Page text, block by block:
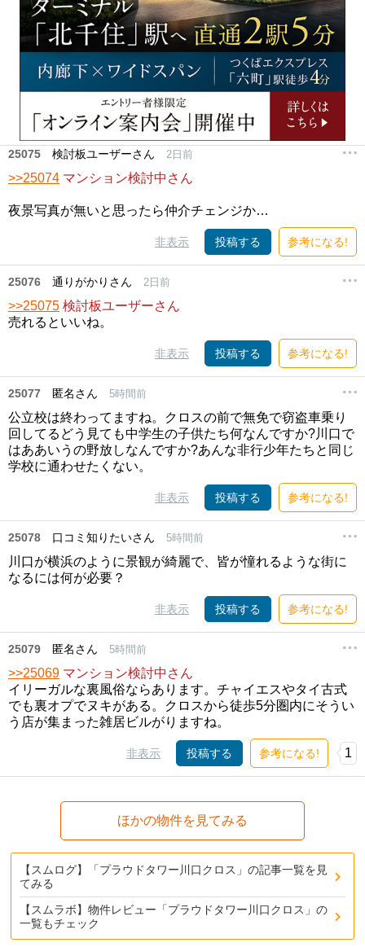
25075 検討板ユーザーさん 2日前
>>25074 マンション検討中さん
夜景写真が無いと思ったら仲介チェンジか…
非表示 投稿する 参考になる!
25076 通りがかりさん 2日前
>>25075 検討板ユーザーさん
売れるといいね。
非表示 投稿する 参考になる!
25077 匿名さん 5時間前
公立校は終わってますね。クロスの前で無免で窃盗車乗り
回してるどう見ても中学生の子供たち何なんですか?川口で
はああいうの野放しなんですか?あんな非行少年たちと同じ
学校に通わせたくない。
非表示 投稿する 参考になる!
25078 口コミ知りたいさん 5時間前
川口が横浜のように景観が綺麗で、皆が憧れるような街に
なるには何が必要？
非表示 投稿する 参考になる!
25079 匿名さん 5時間前
>>25069 マンション検討中さん
イリーガルな裏風俗ならあります。チャイエスやタイ古式
でも裏オプでヌキがある。クロスから徒歩5分圏内にそうい
う店が集まった雑居ビルがりますね。
非表示 投稿する 参考になる! 1
ほかの物件を見てみる
【スムログ】「プラウドタワー川口クロス」の記事一覧を見
てみる
【スムラボ】物件レビュー「プラウドタワー川口クロス」の
一覧もチェック